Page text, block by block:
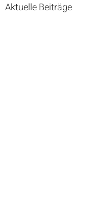
Aktuelle Beiträge